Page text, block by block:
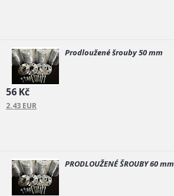
Prodloužené šrouby 50 mm
56 Kč
2.43 EUR
PRODLOUŽENÉ ŠROUBY 60 mm